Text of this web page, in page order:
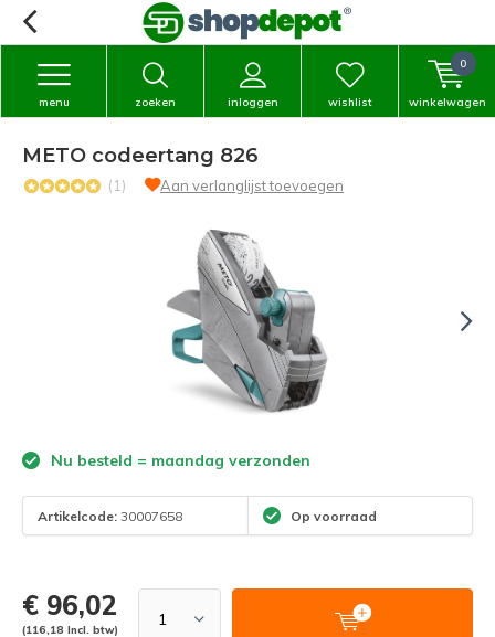
zoeken inloggen
menu wishlist winkelwagen
0
METO codeertang 826
(1) Aan verlanglijst toevoegen
Nu besteld = maandag verzonden
Artikelcode: 30007658 Op voorraad
€ 96,02
(116,18 Incl. btw)